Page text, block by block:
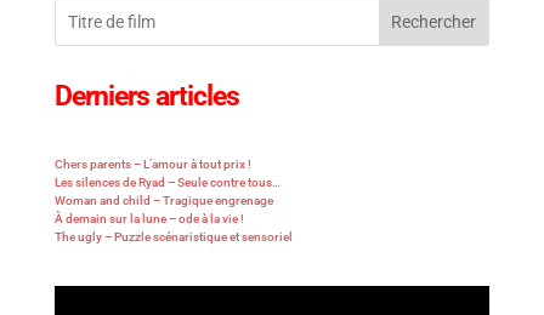
Rechercher
Derniers articles
Chers parents – L’amour à tout prix !
Les silences de Ryad – Seule contre tous…
Woman and child – Tragique engrenage
À demain sur la lune – ode à la vie !
The ugly – Puzzle scénaristique et sensoriel